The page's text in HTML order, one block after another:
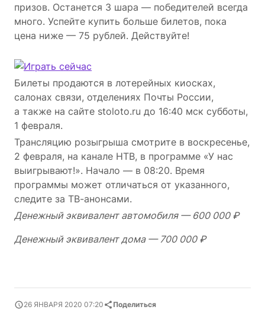
призов. Останется 3 шара — победителей всегда
много. Успейте купить больше билетов, пока
цена ниже — 75 рублей. Действуйте!
Билеты продаются в лотерейных киосках,
салонах связи, отделениях Почты России,
а также на сайте stoloto.ru до 16:40 мск субботы,
1 февраля.
Трансляцию розыгрыша смотрите в воскресенье,
2 февраля, на канале НТВ, в программе «У нас
выигрывают!». Начало — в 08:20. Время
программы может отличаться от указанного,
следите за ТВ-анонсами.
Денежный эквивалент автомобиля — 600 000 ₽
Денежный эквивалент дома — 700 000 ₽
26 ЯНВАРЯ 2020 07:20 Поделиться